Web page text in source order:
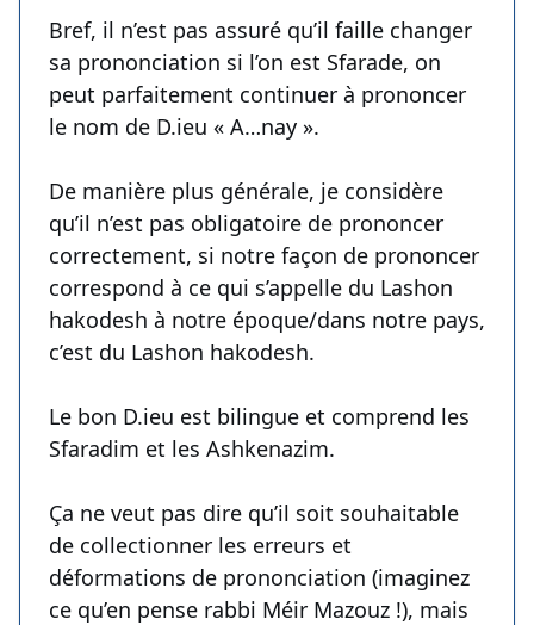
Bref, il n’est pas assuré qu’il faille changer
sa prononciation si l’on est Sfarade, on
peut parfaitement continuer à prononcer
le nom de D.ieu « A…nay ».
De manière plus générale, je considère
qu’il n’est pas obligatoire de prononcer
correctement, si notre façon de prononcer
correspond à ce qui s’appelle du Lashon
hakodesh à notre époque/dans notre pays,
c’est du Lashon hakodesh.
Le bon D.ieu est bilingue et comprend les
Sfaradim et les Ashkenazim.
Ça ne veut pas dire qu’il soit souhaitable
de collectionner les erreurs et
déformations de prononciation (imaginez
ce qu’en pense rabbi Méir Mazouz !), mais